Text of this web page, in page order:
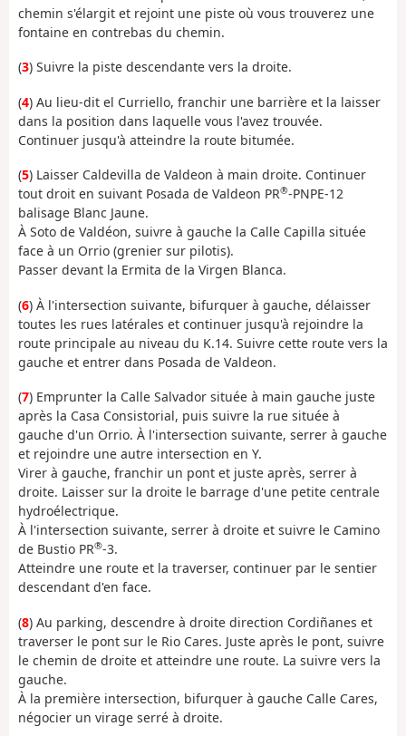
chemin s'élargit et rejoint une piste où vous trouverez une
fontaine en contrebas du chemin.
(3) Suivre la piste descendante vers la droite.
(4) Au lieu-dit el Curriello, franchir une barrière et la laisser
dans la position dans laquelle vous l'avez trouvée.
Continuer jusqu'à atteindre la route bitumée.
(5) Laisser Caldevilla de Valdeon à main droite. Continuer
tout droit en suivant Posada de Valdeon PR®-PNPE-12
balisage Blanc Jaune.
À Soto de Valdéon, suivre à gauche la Calle Capilla située
face à un Orrio (grenier sur pilotis).
Passer devant la Ermita de la Virgen Blanca.
(6) À l'intersection suivante, bifurquer à gauche, délaisser
toutes les rues latérales et continuer jusqu'à rejoindre la
route principale au niveau du K.14. Suivre cette route vers la
gauche et entrer dans Posada de Valdeon.
(7) Emprunter la Calle Salvador située à main gauche juste
après la Casa Consistorial, puis suivre la rue située à
gauche d'un Orrio. À l'intersection suivante, serrer à gauche
et rejoindre une autre intersection en Y.
Virer à gauche, franchir un pont et juste après, serrer à
droite. Laisser sur la droite le barrage d'une petite centrale
hydroélectrique.
À l'intersection suivante, serrer à droite et suivre le Camino
de Bustio PR®-3.
Atteindre une route et la traverser, continuer par le sentier
descendant d'en face.
(8) Au parking, descendre à droite direction Cordiñanes et
traverser le pont sur le Rio Cares. Juste après le pont, suivre
le chemin de droite et atteindre une route. La suivre vers la
gauche.
À la première intersection, bifurquer à gauche Calle Cares,
négocier un virage serré à droite.